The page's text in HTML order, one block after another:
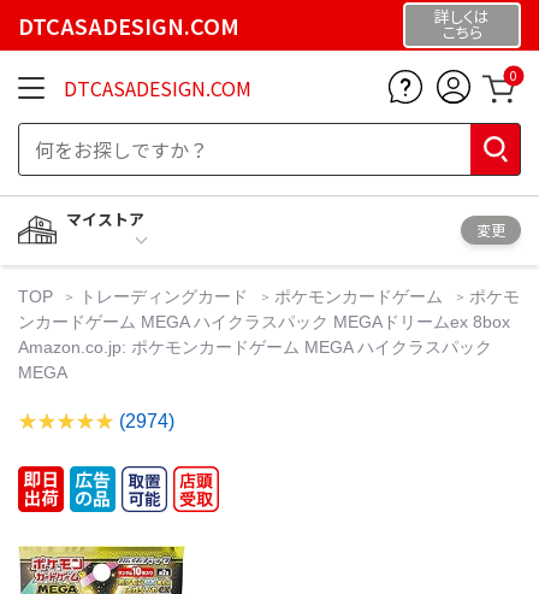
DTCASADESIGN.COM 詳しくは
こちら
DTCASADESIGN.COM 0
マイストア
変更
TOP トレーディングカード ポケモンカードゲーム
ポケモ
ンカードゲーム MEGA ハイクラスパック MEGAドリームex 8box
Amazon.co.jp: ポケモンカードゲーム MEGA ハイクラスパック
MEGA
(2974)